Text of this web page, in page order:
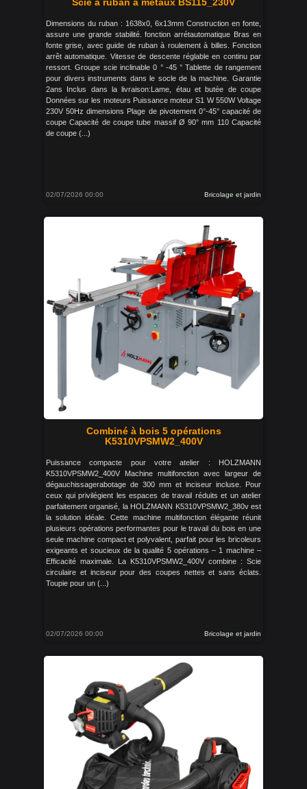
Dimensions du ruban : 1638x0, 6x13mm Construction en fonte,
assure une grande stabilité. fonction arrétautomatique Bras en
fonte grise, avec guide de ruban à roulement à billes. Fonction
arrêt automatique. Vitesse de descente réglable en continu par
ressort. Groupe scie inclinable 0 ° -45 ° Tablette de rangement
pour divers instruments dans le socle de la machine. Garantie
2ans Inclus dans la livraison:Lame, étau et butée de coupe
Données sur les moteurs Puissance moteur S1 W 550W Voltage
230V 50Hz dimensions Plage de pivotement 0°-45° capacité de
coupe Capacité de coupe tube massif Ø 90° mm 110 Capacité
de coupe (...)
02/07/2026 00:00 Bricolage et jardin
Combiné à bois 5 opérations
K5310VPSMW2_400V
Puissance compacte pour votre atelier : HOLZMANN
K5310VPSMW2_400V Machine multifonction avec largeur de
dégauchissagerabotage de 300 mm et inciseur incluse. Pour
ceux qui privilégient les espaces de travail réduits et un atelier
parfaitement organisé, la HOLZMANN K5310VPSMW2_380v est
la solution idéale. Cette machine multifonction élégante réunit
plusieurs opérations performantes pour le travail du bois en une
seule machine compact et polyvalent, parfait pour les bricoleurs
exigeants et soucieux de la qualité 5 opérations – 1 machine –
Efficacité maximale. La K5310VPSMW2_400V combine : Scie
circulaire et inciseur pour des coupes nettes et sans éclats.
Toupie pour un (...)
02/07/2026 00:00 Bricolage et jardin